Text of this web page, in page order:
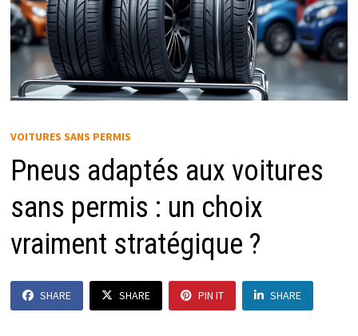
VOITURES SANS PERMIS
Pneus adaptés aux voitures
sans permis : un choix
vraiment stratégique ?
SHARE SHARE PIN IT SHARE